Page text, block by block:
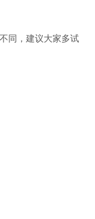
同，建议大家多试